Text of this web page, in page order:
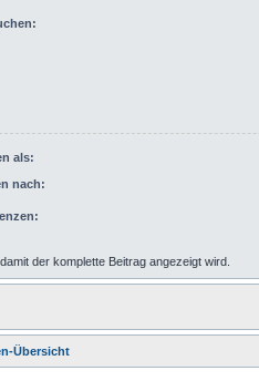
als:
nach:
der komplette Beitrag angezeigt wird.
Übersicht